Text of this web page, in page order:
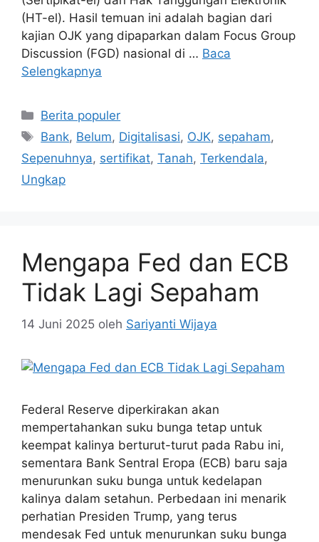
(HT-el). Hasil temuan ini adalah bagian dari
kajian OJK yang dipaparkan dalam Focus Group
Discussion (FGD) nasional di … Baca
Selengkapnya
Kategori
Berita populer
Tag
Bank, Belum, Digitalisasi, OJK, sepaham,
Sepenuhnya, sertifikat, Tanah, Terkendala,
Ungkap
Mengapa Fed dan ECB
Tidak Lagi Sepaham
14 Juni 2025 oleh Sariyanti Wijaya
Federal Reserve diperkirakan akan
mempertahankan suku bunga tetap untuk
keempat kalinya berturut-turut pada Rabu ini,
sementara Bank Sentral Eropa (ECB) baru saja
menurunkan suku bunga untuk kedelapan
kalinya dalam setahun. Perbedaan ini menarik
perhatian Presiden Trump, yang terus
mendesak Fed untuk menurunkan suku bunga